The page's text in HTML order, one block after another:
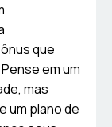
que
em um
mas
um plano de